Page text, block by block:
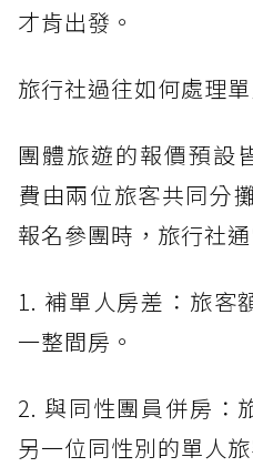
才肯出發。
旅行社過往如何處理單
團體旅遊的報價預設
費由兩位旅客共同分
報名參團時，旅行社
1. 補單人房差：旅客
一整間房。
2. 與同性團員併房：
另一位同性別的單人旅